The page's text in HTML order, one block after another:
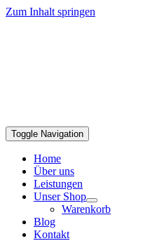
Zum Inhalt springen
Toggle Navigation
Home
Über uns
Leistungen
Unser Shop
Warenkorb
Blog
Kontakt